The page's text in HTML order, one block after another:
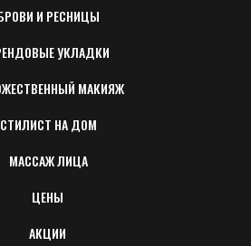
И РЕСНИЦЫ
УКЛАДКИ
МАКИЯЖ
СТИЛИСТ НА ДОМ
МАССАЖ ЛИЦА
ЦЕНЫ
АКЦИИ